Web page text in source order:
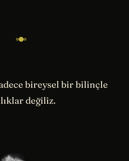
bireysel bir bilinçle
değiliz.